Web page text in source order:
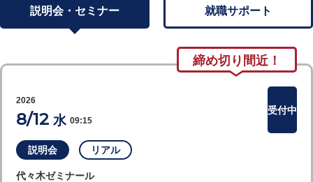
説明会・セミナー 就職サポート
締め切り間近！
説明会 リアル
代々木ゼミナール
2026
8/12 水 09:15
受付中